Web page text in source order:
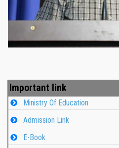
Important link
Ministry Of Education
Admission Link
E-Book